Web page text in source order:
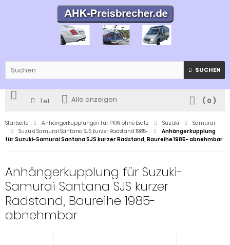
SUCHEN
Tel. Alle anzeigen ( 0)
Startseite Anhängerkupplungen für PKW ohne Esatz Suzuki
Samurai
Suzuki Samurai Santana SJS kurzer Radstand 1985-
Anhängerkupplung
für Suzuki-Samurai Santana SJS kurzer Radstand, Baureihe 1985- abnehmbar
Anhängerkupplung für Suzuki-
Samurai Santana SJS kurzer
Radstand, Baureihe 1985-
abnehmbar